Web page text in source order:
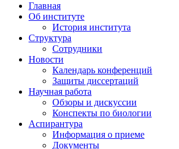
Главная
Об институте
История института
Структура
Сотрудники
Новости
Календарь конференций
Защиты диссертаций
Научная работа
Обзоры и дискуссии
Конспекты по биологии
Аспирантура
Информация о приеме
Документы